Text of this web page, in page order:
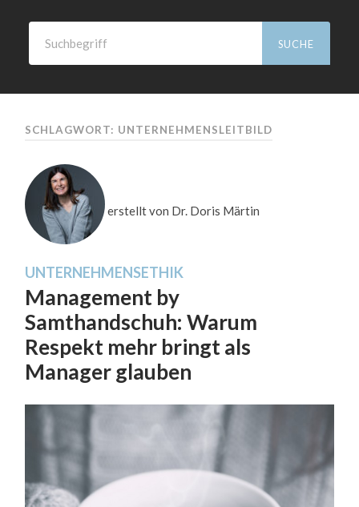
SCHLAGWORT: UNTERNEHMENSLEITBILD
erstellt von Dr. Doris Märtin
UNTERNEHMENSETHIK
Management by
Samthandschuh: Warum
Respekt mehr bringt als
Manager glauben